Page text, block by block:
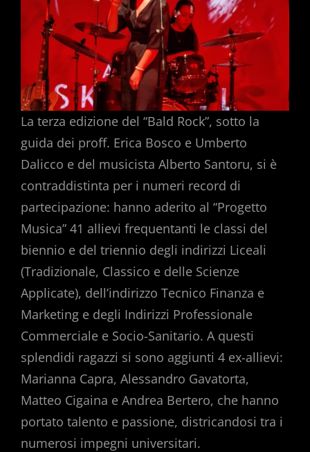
La terza edizione del “Bald Rock”, sotto la
guida dei proff. Erica Bosco e Umberto
Dalicco e del musicista Alberto Santoru, si è
contraddistinta per i numeri record di
partecipazione: hanno aderito al “Progetto
Musica” 41 allievi frequentanti le classi del
biennio e del triennio degli indirizzi Liceali
(Tradizionale, Classico e delle Scienze
Applicate), dell’indirizzo Tecnico Finanza e
Marketing e degli Indirizzi Professionale
Commerciale e Socio-Sanitario. A questi
splendidi ragazzi si sono aggiunti 4 ex-allievi:
Marianna Capra, Alessandro Gavatorta,
Matteo Cigaina e Andrea Bertero, che hanno
portato talento e passione, districandosi tra i
numerosi impegni universitari.